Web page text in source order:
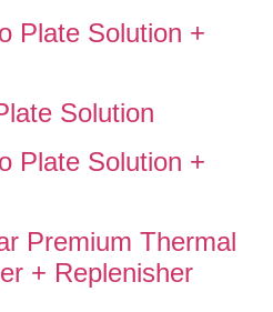
Plate Solution +
Solution
Plate Solution +
Premium Thermal
+ Replenisher